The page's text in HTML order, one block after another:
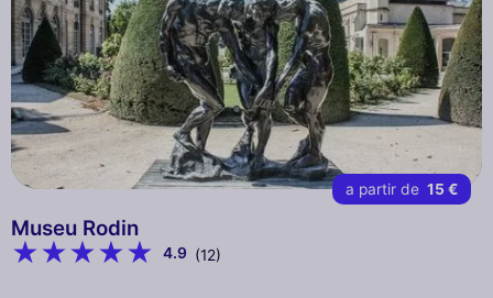
a partir de 15 €
Museu Rodin
4.9 (12)